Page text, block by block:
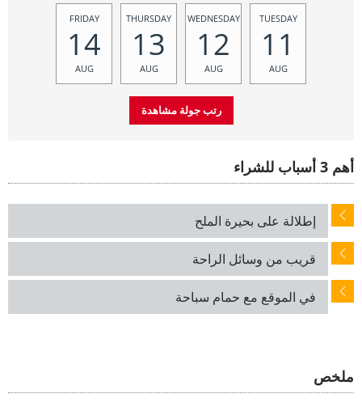
TUESDAY
11
AUG
WEDNESDAY
12
AUG
THURSDAY
13
AUG
FRIDAY
14
AUG
أهم 3 أسباب للشراء
إطلالة على بحيرة الملح
قريب من وسائل الراحة
في الموقع مع حمام سباحة
ملخص